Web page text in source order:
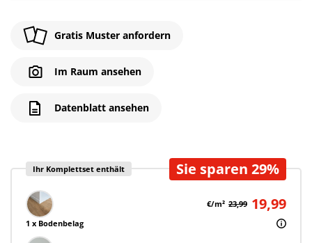
Gratis Muster anfordern
Im Raum ansehen
Datenblatt ansehen
Ihr Komplettset enthält Sie sparen 29%
1 x Bodenbelag
19,99
€/m² 23,99